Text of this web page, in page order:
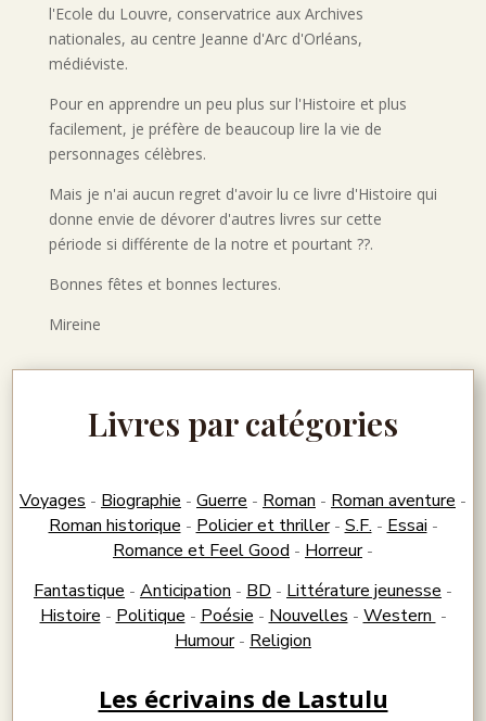
l'Ecole du Louvre, conservatrice aux Archives
nationales, au centre Jeanne d'Arc d'Orléans,
médiéviste.
Pour en apprendre un peu plus sur l'Histoire et plus
facilement, je préfère de beaucoup lire la vie de
personnages célèbres.
Mais je n'ai aucun regret d'avoir lu ce livre d'Histoire qui
donne envie de dévorer d'autres livres sur cette
période si différente de la notre et pourtant ??.
Bonnes fêtes et bonnes lectures.
Mireine
Livres par catégories
Voyages - Biographie - Guerre - Roman - Roman aventure -
Roman historique - Policier et thriller- S.F. - Essai -
Romance et Feel Good - Horreur-
Fantastique - Anticipation - BD - Littérature jeunesse -
Histoire - Politique - Poésie - Nouvelles - Western -
Humour- Religion
Les écrivains de Lastulu